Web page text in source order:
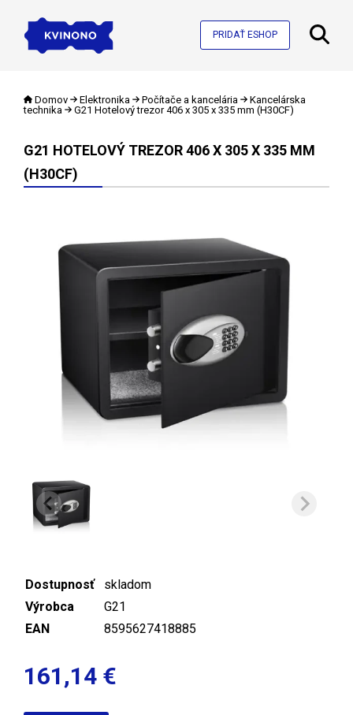
PRIDAŤ ESHOP
Domov Elektronika Počítače a kancelária
Kancelárska
technika
G21 Hotelový trezor 406 x 305 x 335 mm (H30CF)
G21 HOTELOVÝ TREZOR 406 X 305 X 335 MM
(H30CF)
Dostupnosť
skladom
Výrobca
G21
EAN
8595627418885
161,14 €